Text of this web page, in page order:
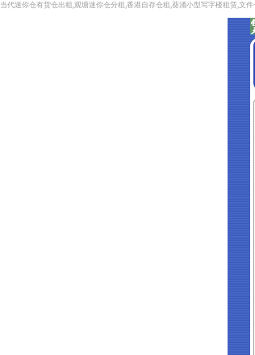
当代迷你仓有货仓出租,观塘迷你仓分租,香港自存仓租,葵涌小型写字楼租赁,文